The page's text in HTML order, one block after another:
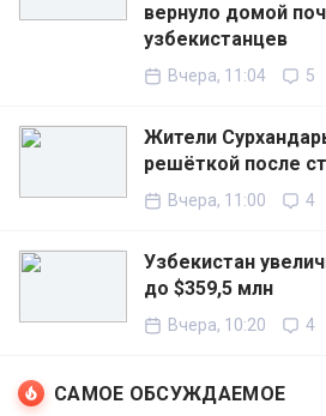
вернуло домой
узбекистанцев
Вчера, 11:04 5
Жители
решёткой после
Вчера, 11:00 4
Узбекистан
до $359,5 млн
Вчера, 10:20 4
САМОЕ ОБСУЖДАЕМОЕ